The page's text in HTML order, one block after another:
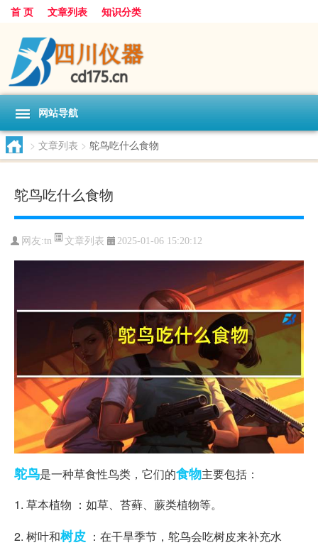
首 页 文章列表 知识分类
网站导航
> 文章列表 > 鸵鸟吃什么食物
鸵鸟吃什么食物
网友:tn 文章列表 2025-01-06 15:20:12
鸵鸟是一种草食性鸟类，它们的食物主要包括：
1. 草本植物 ：如草、苔藓、蕨类植物等。
2. 树叶和树皮 ：在干旱季节，鸵鸟会吃树皮来补充水